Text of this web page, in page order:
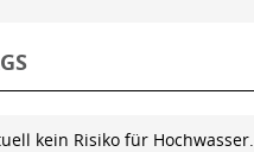
kein Risiko für Hochwasser.